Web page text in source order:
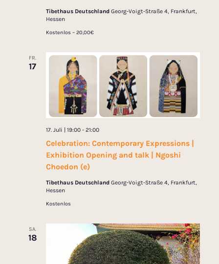
Tibethaus Deutschland Georg-Voigt-Straße 4, Frankfurt,
Hessen
Kostenlos – 20,00€
FR.
17
Celebration: Contemporary Expressions |
Exhibition Opening and talk | Ngoshi
Choedon (e)
17. Juli | 19:00- 21:00
Tibethaus Deutschland Georg-Voigt-Straße 4, Frankfurt,
Hessen
Kostenlos
SA.
18